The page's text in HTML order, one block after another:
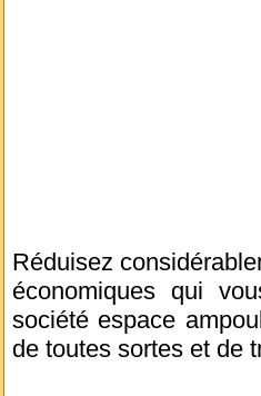
Réduisez
économiques qui
société espace
de toutes sortes et de